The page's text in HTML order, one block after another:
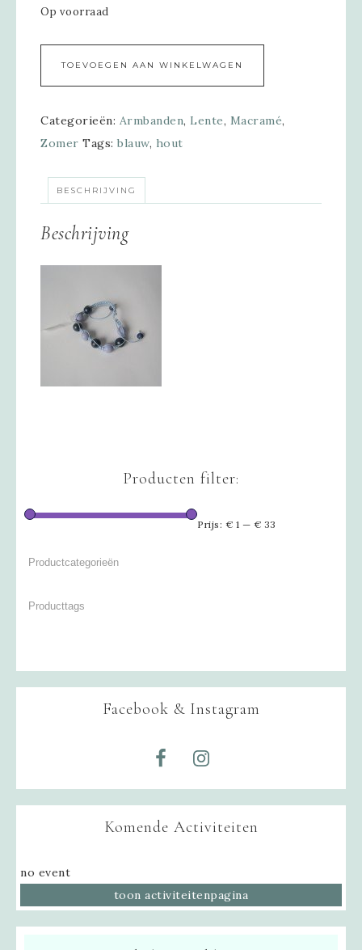
Op voorraad
TOEVOEGEN AAN WINKELWAGEN
Categorieën: Armbanden, Lente, Macramé,
Zomer Tags: blauw, hout
BESCHRIJVING
Beschrijving
Producten filter:
Prijs: € 1 — € 33
Facebook & Instagram
Komende Activiteiten
no event
toon activiteitenpagina